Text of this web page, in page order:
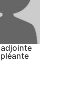
adjointe